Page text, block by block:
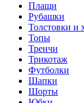
Плащи
Рубашки
Толстовки и
Топы
Тренчи
Трикотаж
Футболки
Шапки
Шорты